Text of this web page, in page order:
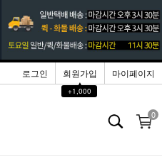
로그인
회원가입
▲
+1,000
마이페이지
0